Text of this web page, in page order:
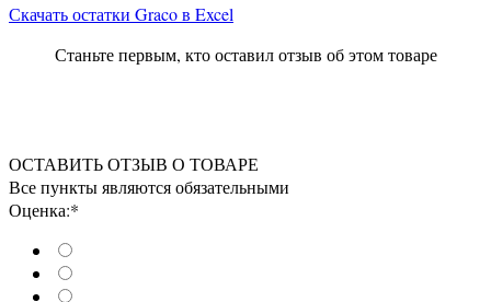
Скачать остатки Graco в Excel
Станьте первым, кто оставил отзыв об этом товаре
ОСТАВИТЬ ОТЗЫВ О ТОВАРЕ
Все пункты являются обязательными
Оценка:*